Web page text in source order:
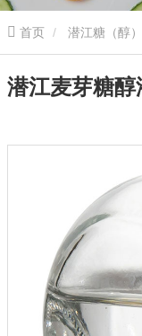
首页 潜江糖（醇
潜江麦芽糖醇